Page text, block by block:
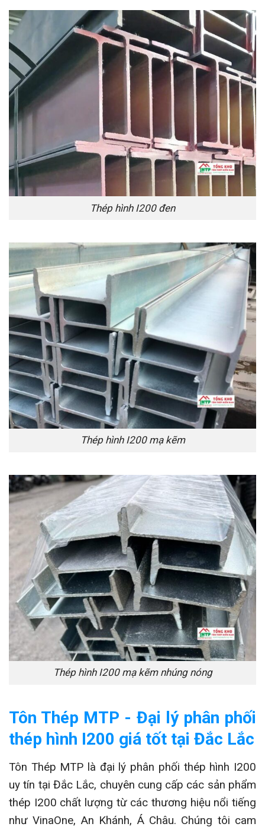
Thép hình I200 đen
Thép hình I200 mạ kẽm
Thép hình I200 mạ kẽm nhúng nóng
Tôn Thép MTP - Đại lý phân phối
thép hình I200 giá tốt tại Đắc Lắc
Tôn Thép MTP là đại lý phân phối thép hình I200
uy tín tại Đắc Lắc, chuyên cung cấp các sản phẩm
thép I200 chất lượng từ các thương hiệu nổi tiếng
như VinaOne, An Khánh, Á Châu. Chúng tôi cam